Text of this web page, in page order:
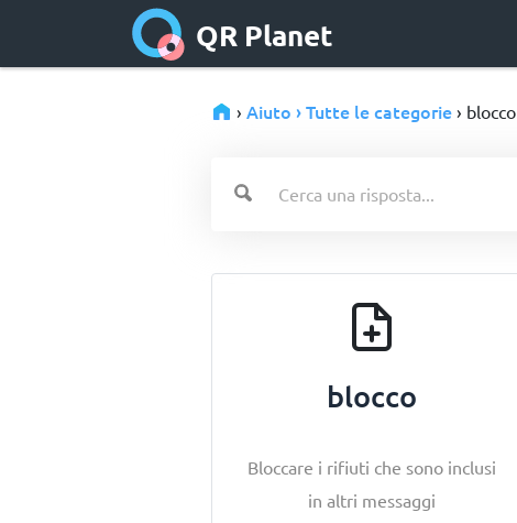
QR Planet
› Aiuto › Tutte le categorie › blocco
blocco
Bloccare i rifiuti che sono inclusi
in altri messaggi